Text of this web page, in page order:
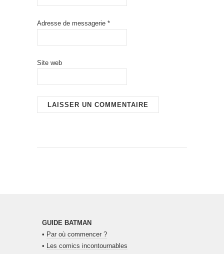
Adresse de messagerie *
Site web
GUIDE BATMAN
• Par où commencer ?
• Les comics incontournables